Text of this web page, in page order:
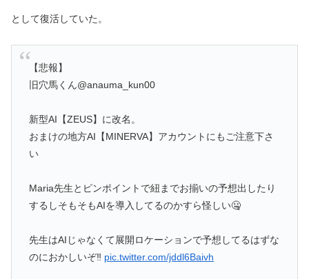
として復活していた。
【悲報】
旧穴馬くん@anauma_kun00
新型AI【ZEUS】に改名。
おまけの地方AI【MINERVA】アカウントにもご注意下さ
い
Maria先生とピンポイントで紐までお揃いの予想出したり
するしそもそもAIを導入してるのかすら怪しい🤐
先生はAIじゃなくて展開ロケーションで予想してるはずな
のにおかしいぞ‼︎ pic.twitter.com/jddl6Baivh